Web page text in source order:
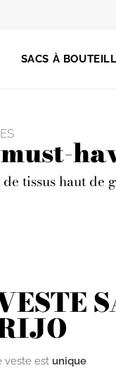
SACS À
tissus haut de
veste est unique